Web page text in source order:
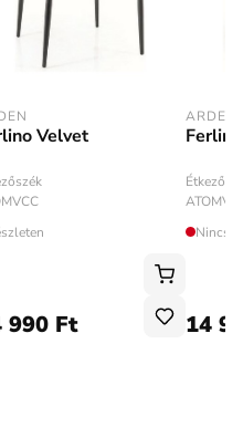
Velvet
990 Ft
ARDEN
Nincs
14